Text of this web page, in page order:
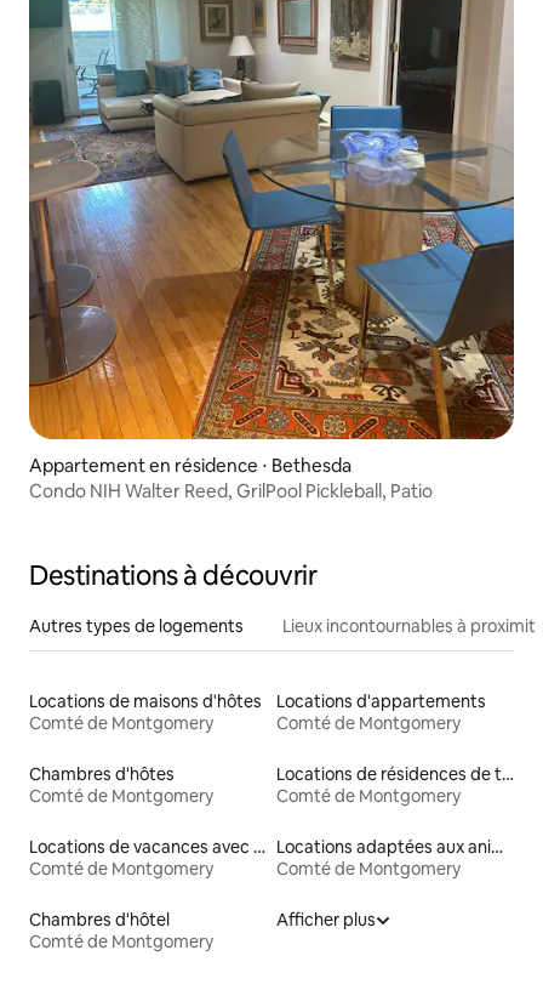
Appartement en résidence ⋅ Bethesda
Condo NIH Walter Reed, GrilPool Pickleball, Patio
Destinations à découvrir
Autres types de logements Lieux incontournables à
Locations de maisons d'hôtes
Comté de Montgomery
Locations d'appartements
Comté de Montgomery
Chambres d'hôtes
Comté de Montgomery
Locations de résidences de tourisme
Comté de Montgomery
Locations de vacances avec piscine
Comté de Montgomery
Locations adaptées aux animaux
Comté de Montgomery
Chambres d'hôtel
Comté de Montgomery
Afficher plus